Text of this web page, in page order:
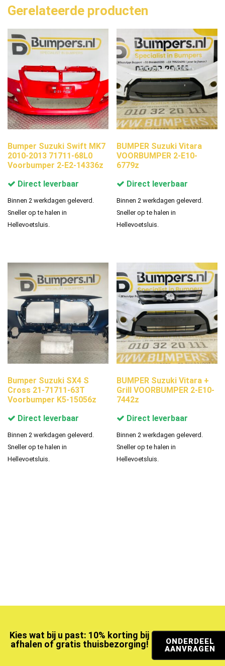
Gerelateerde producten
Bumper Suzuki Swift MK7
2010-2013 71711-68L0
Voorbumper 2-E2-14336z
Direct leverbaar
Binnen 2 werkdagen geleverd.
Sneller op te halen in
Hellevoetsluis.
BUMPER Suzuki Vitara
VOORBUMPER 2-E10-
6779z
Direct leverbaar
Binnen 2 werkdagen geleverd.
Sneller op te halen in
Hellevoetsluis.
Bumper Suzuki SX4 S
Cross 21-71711-63T
Voorbumper K5-15056z
Direct leverbaar
Binnen 2 werkdagen geleverd.
Sneller op te halen in
Hellevoetsluis.
BUMPER Suzuki Vitara +
Grill VOORBUMPER 2-E10-
7442z
Direct leverbaar
Binnen 2 werkdagen geleverd.
Sneller op te halen in
Hellevoetsluis.
Kies wat bij u past: 10% korting bij
afhalen of gratis thuisbezorging!
ONDERDEEL
AANVRAGEN